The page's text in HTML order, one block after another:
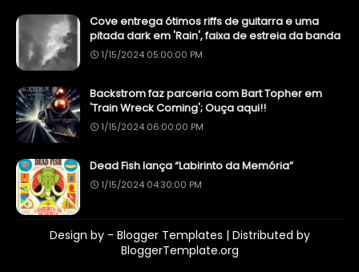
Cove entrega ótimos riffs de guitarra e uma
pitada dark em 'Rain', faixa de estreia da banda
1/15/2024 05:00:00 PM
Backstrom faz parceria com Bart Topher em
'Train Wreck Coming'; Ouça aqui!!
1/15/2024 06:00:00 PM
Dead Fish lança “Labirinto da Memória”
1/15/2024 04:30:00 PM
Design by - Blogger Templates | Distributed by
BloggerTemplate.org